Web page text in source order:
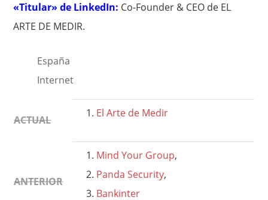
«Titular» de LinkedIn: Co-Founder & CEO de EL
ARTE DE MEDIR.
España
Internet
ACTUAL
El Arte de Medir
ANTERIOR
Mind Your Group,
Panda Security,
Bankinter